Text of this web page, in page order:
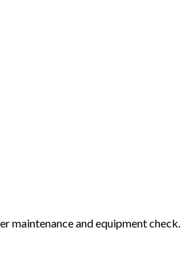
maintenance and equipment check.